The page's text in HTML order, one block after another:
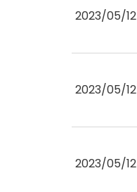
2023/05/12
2023/05/12
2023/05/12